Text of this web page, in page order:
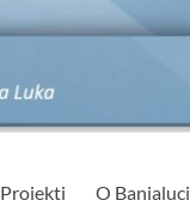
Projekti O Banjaluci